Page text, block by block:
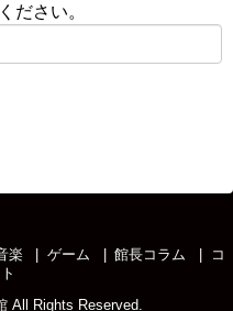
ださい。
楽 ゲーム 館長コラム
コ
All Rights Reserved.